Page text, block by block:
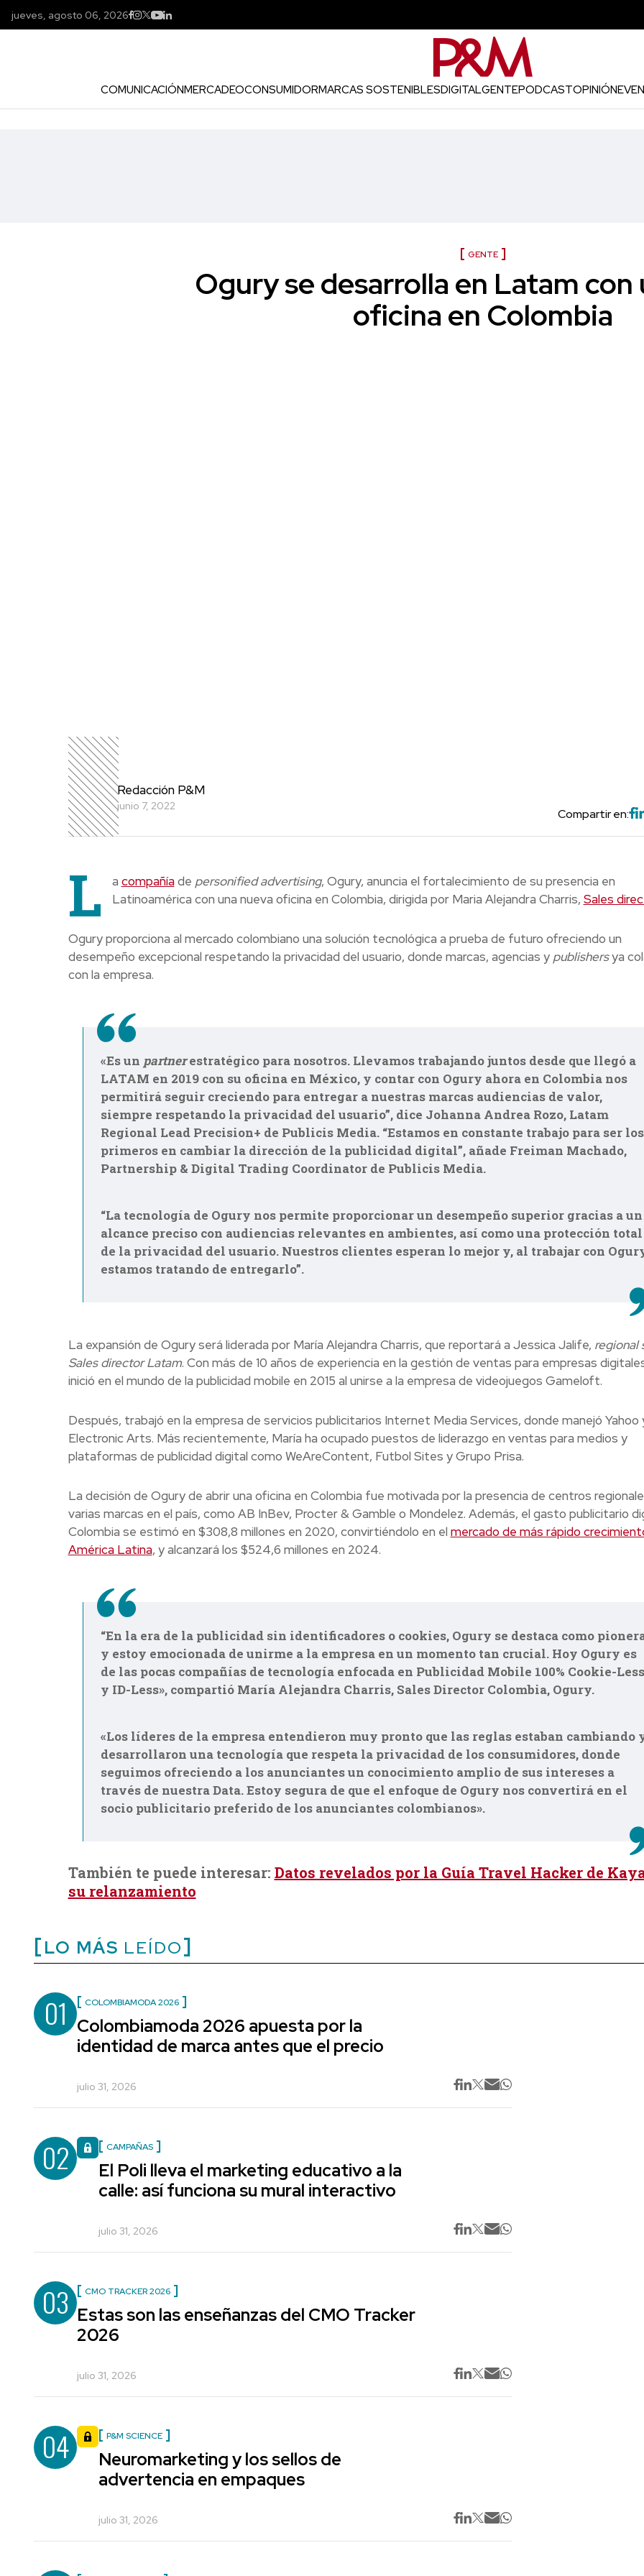
jueves, agosto 06, 2026
COMUNICACIÓNMERCADEOCONSUMIDORMARCAS SOSTENIBLESDIGITALGENTEPODCASTOPINIÓN
GENTE
Ogury se desarrolla en Latam con
oficina en Colombia
Redacción P&M
junio 7, 2022
Compartir en:
L a compañíade personified advertising, Ogury, anuncia el fortalecimiento de su presencia en
Latinoamérica con una nueva oficina en Colombia, dirigida por Maria Alejandra Charris, Sales
Ogury proporciona al mercado colombiano una solución tecnológica a prueba de futuro ofreciendo un
desempeño excepcional respetando la privacidad del usuario, donde marcas, agencias y publishersya
con la empresa.
«Es un partnerestratégico para nosotros. Llevamos trabajando juntos desde que llegó a
LATAM en 2019 con su oficina en México, y contar con Ogury ahora en Colombia nos
permitirá seguir creciendo para entregar a nuestras marcas audiencias de valor,
siempre respetando la privacidad del usuario”, dice Johanna Andrea Rozo, Latam
Regional Lead Precision+ de Publicis Media. “Estamos en constante trabajo para ser los
primeros en cambiar la dirección de la publicidad digital”, añade Freiman Machado,
Partnership & Digital Trading Coordinator de Publicis Media.
“La tecnología de Ogury nos permite proporcionar un desempeño superior gracias a un
alcance preciso con audiencias relevantes en ambientes, así como una protección total
de la privacidad del usuario. Nuestros clientes esperan lo mejor y, al trabajar con
estamos tratando de entregarlo”.
La expansión de Ogury será liderada por María Alejandra Charris, que reportará a Jessica Jalife, regional
Sales director Latam. Con más de 10 años de experiencia en la gestión de ventas para empresas
inició en el mundo de la publicidad mobile en 2015 al unirse a la empresa de videojuegos Gameloft.
Después, trabajó en la empresa de servicios publicitarios Internet Media Services, donde manejó Yahoo
Electronic Arts. Más recientemente, María ha ocupado puestos de liderazgo en ventas para medios y
plataformas de publicidad digital como WeAreContent, Futbol Sites y Grupo Prisa.
La decisión de Ogury de abrir una oficina en Colombia fue motivada por la presencia de centros
varias marcas en el país, como AB InBev, Procter & Gamble o Mondelez. Además, el gasto publicitario
Colombia se estimó en $308,8 millones en 2020, convirtiéndolo en el mercado de más rápido
América Latina, y alcanzará los $524,6 millones en 2024.
“En la era de la publicidad sin identificadores o cookies, Ogury se destaca como
y estoy emocionada de unirme a la empresa en un momento tan crucial. Hoy Ogury es
de las pocas compañías de tecnología enfocada en Publicidad Mobile 100% Cookie-Less
y ID-Less», compartió María Alejandra Charris, Sales Director Colombia, Ogury.
«Los líderes de la empresa entendieron muy pronto que las reglas estaban cambiando
desarrollaron una tecnología que respeta la privacidad de los consumidores, donde
seguimos ofreciendo a los anunciantes un conocimiento amplio de sus intereses a
través de nuestra Data. Estoy segura de que el enfoque de Ogury nos convertirá en el
socio publicitario preferido de los anunciantes colombianos».
También te puede interesar: Datos revelados por la Guía Travel Hacker de
su relanzamiento
LO MÁS LEÍDO
01 COLOMBIAMODA 2026
Colombiamoda 2026 apuesta por la
identidad de marca antes que el precio
julio 31, 2026
02 CAMPAÑAS
El Poli lleva el marketing educativo a la
calle: así funciona su mural interactivo
julio 31, 2026
03 CMO TRACKER 2026
Estas son las enseñanzas del CMO Tracker
2026
julio 31, 2026
04 P&M SCIENCE
Neuromarketing y los sellos de
advertencia en empaques
julio 31, 2026